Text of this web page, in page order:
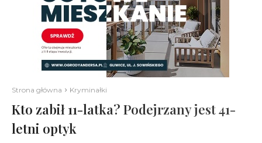
Strona główna Kryminałki
Kto zabił 11-latka? Podejrzany jest 41-
letni optyk